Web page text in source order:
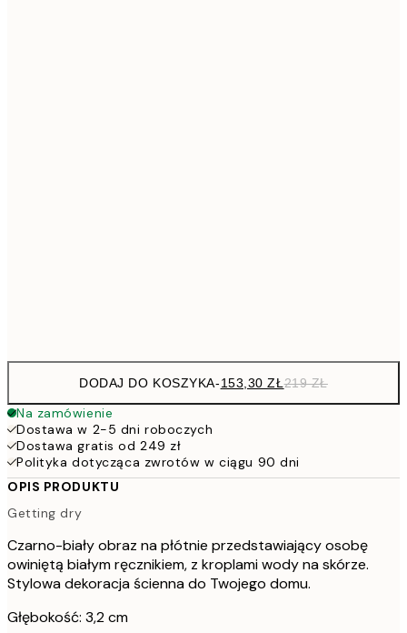
DODAJ DO KOSZYKA-153,30 ZŁ219 ZŁ
Na zamówienie
Dostawa w 2-5 dni roboczych
Dostawa gratis od 249 zł
Polityka dotycząca zwrotów w ciągu 90 dni
OPIS PRODUKTU
Getting dry
Czarno-biały obraz na płótnie przedstawiający osobę
owiniętą białym ręcznikiem, z kroplami wody na skórze.
Stylowa dekoracja ścienna do Twojego domu.
Głębokość: 3,2 cm